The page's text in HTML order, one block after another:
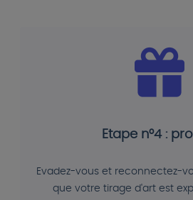
Etape n°4 :
Evadez-vous et reconnectez-
que votre tirage d'art est